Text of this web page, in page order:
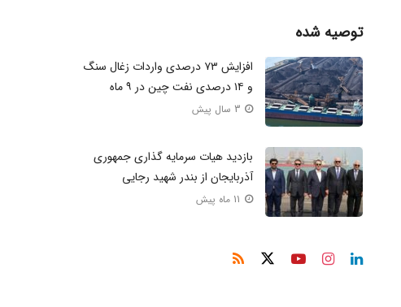
توصیه شده
افزایش ۷۳ درصدی واردات زغال سنگ
و ۱۴ درصدی نفت چین در ۹ ماه
3 سال پیش
بازدید هیات سرمایه‌ گذاری جمهوری
آذربایجان از بندر شهید رجایی